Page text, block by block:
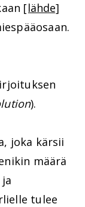
[lähde]
).
joka kärsii
määrä
tulee